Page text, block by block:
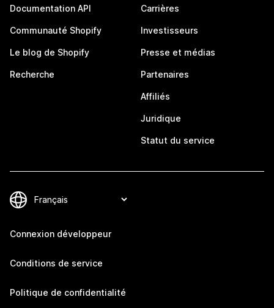
Documentation API
Communauté Shopify
Le blog de Shopify
Recherche
Carrières
Investisseurs
Presse et médias
Partenaires
Affiliés
Juridique
Statut du service
Connexion développeur
Conditions de service
Politique de confidentialité